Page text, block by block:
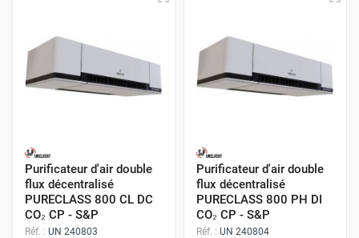
Purificateur d'air double
flux décentralisé
PURECLASS 800 CL DC
CO₂ CP - S&P
Réf. : UN 240803
Purificateur d'air double
flux décentralisé
PURECLASS 800 PH DI
CO₂ CP - S&P
Réf. : UN 240804